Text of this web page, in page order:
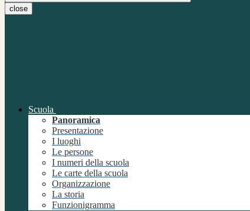
close
Scuola
Panoramica
Presentazione
I luoghi
Le persone
I numeri della scuola
Le carte della scuola
Organizzazione
La storia
Funzionigramma